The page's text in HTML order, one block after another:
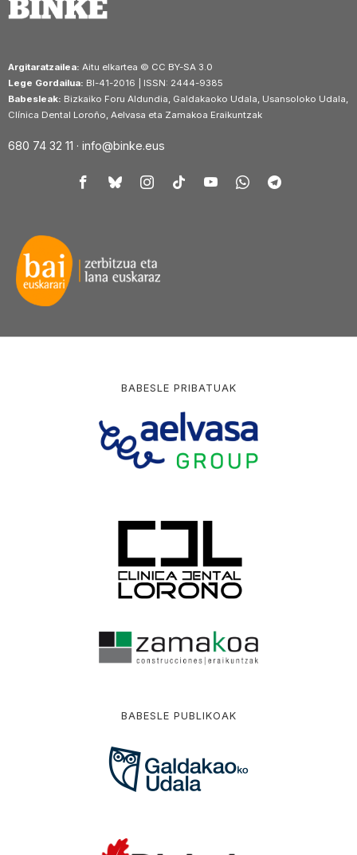
Argitaratzailea: Aitu elkartea © CC BY-SA 3.0
Lege Gordailua: BI-41-2016 | ISSN: 2444-9385
Babesleak: Bizkaiko Foru Aldundia, Galdakaoko Udala, Usansoloko Udala,
Clínica Dental Loroño, Aelvasa eta Zamakoa Eraikuntzak
680 74 32 11 · info@binke.eus
BABESLE PRIBATUAK
BABESLE PUBLIKOAK